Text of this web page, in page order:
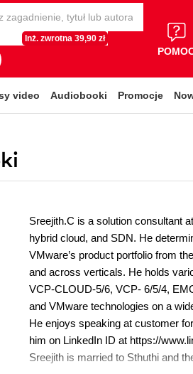
Inż. zwrotna 39,90 zł
video Audiobooki Promocje
Sreejith.C is a solution consultant
hybrid cloud, and SDN. He
VMware’s product portfolio from
and across verticals. He holds
VCP-CLOUD-5/6, VCP- 6/5/4,
and VMware technologies on a
He enjoys speaking at customer
him on LinkedIn ID at https://
Sreejith is married to Sthuthi and